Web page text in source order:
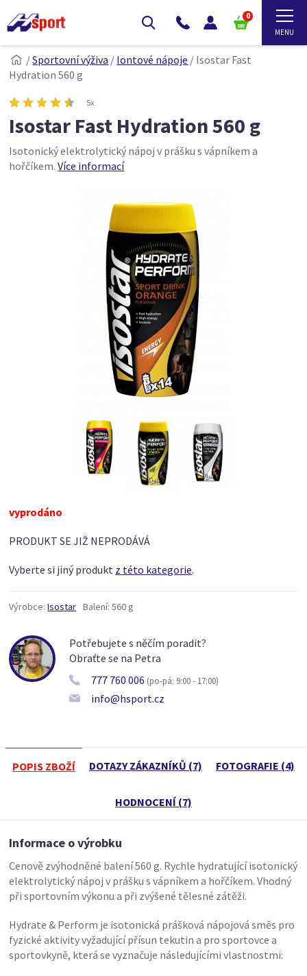
0
/Sportovní výživa / Iontové nápoje / Isostar Fast
Hydration 560 g
5x
Isostar Fast Hydration 560 g
Isotonický elektrolytický nápoj v prášku s vápníkem a
hořčíkem.Více informací
vyprodáno
PRODUKT SE JIŽ NEPRODÁVÁ
Vyberte si jiný produkt z této kategorie.
Výrobce: Isostar Balení: 560 g
Potřebujete s něčím poradit?
Obraťte se na Petra
777 760 006 (po-pá: 9:00 - 17:00)
info@hsport.cz
POPIS ZBOŽÍ DOTAZY ZÁKAZNÍKŮ (7) FOTOGRAFIE (4)
HODNOCENÍ (7)
Informace o výrobku
Cenově zvýhodněné balení 560 g. Rychle hydratující isotonický
elektrolytický nápoj v prášku s vápníkem a hořčíkem. Vhodný
při sportovním výkonu a při zvýšené tělesné zátěži.
Hydrate & Perform je isotonická prášková nápojová směs pro
fyzické aktivity vyžadující přísun tekutin a pro sportovce a
sportovkyně, která se vyznačuje následujícími vlastnostmi: